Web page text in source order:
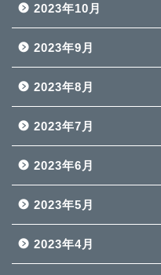
2023年10月
2023年9月
2023年8月
2023年7月
2023年6月
2023年5月
2023年4月